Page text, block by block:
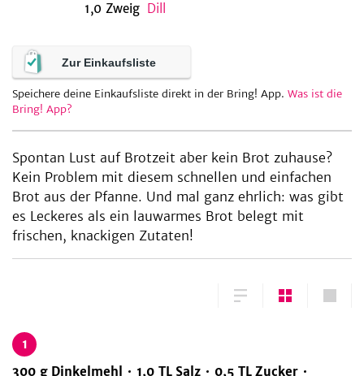
1,0 Zweig Dill
Zur Einkaufsliste
Speichere deine Einkaufsliste direkt in der Bring! App. Was ist die
Bring! App?
Spontan Lust auf Brotzeit aber kein Brot zuhause?
Kein Problem mit diesem schnellen und einfachen
Brot aus der Pfanne. Und mal ganz ehrlich: was gibt
es Leckeres als ein lauwarmes Brot belegt mit
frischen, knackigen Zutaten!
1
300 g Dinkelmehl 1,0 TL Salz 0,5 TL Zucker